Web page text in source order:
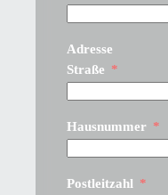
Adresse
Straße
Hausnummer
Postleitzahl